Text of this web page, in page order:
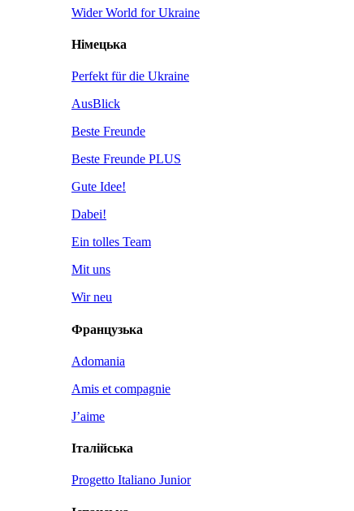
Wider World for Ukraine
Німецька
Perfekt für die Ukraine
AusBlick
Beste Freunde
Beste Freunde PLUS
Gute Idee!
Dabei!
Ein tolles Team
Mit uns
Wir neu
Французька
Adomania
Amis et compagnie
J’aime
Італійська
Progetto Italiano Junior